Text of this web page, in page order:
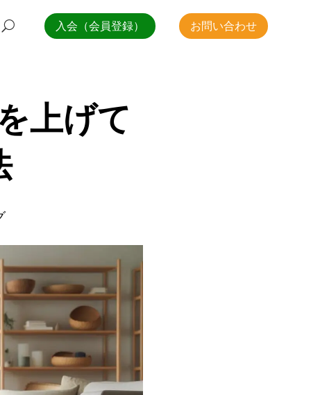
入会（会員登録） お問い合わせ
上げて